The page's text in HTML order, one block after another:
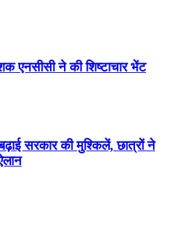
एनसीसी ने की शिष्टाचार भेंट
सरकार की मुश्किलें, छात्रों ने